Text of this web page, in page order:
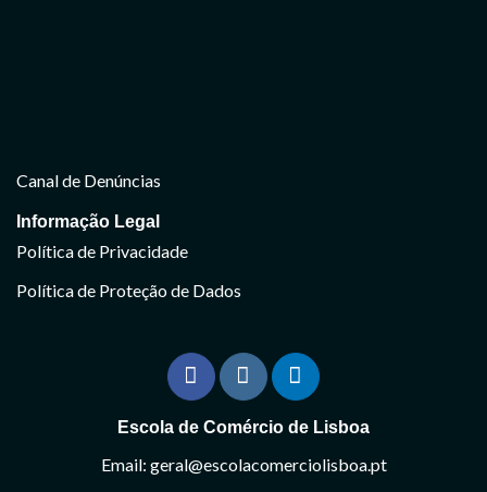
Canal de Denúncias
Informação Legal
Política de Privacidade
Política de Proteção de Dados
Escola de Comércio de Lisboa
Email: geral@escolacomerciolisboa.pt